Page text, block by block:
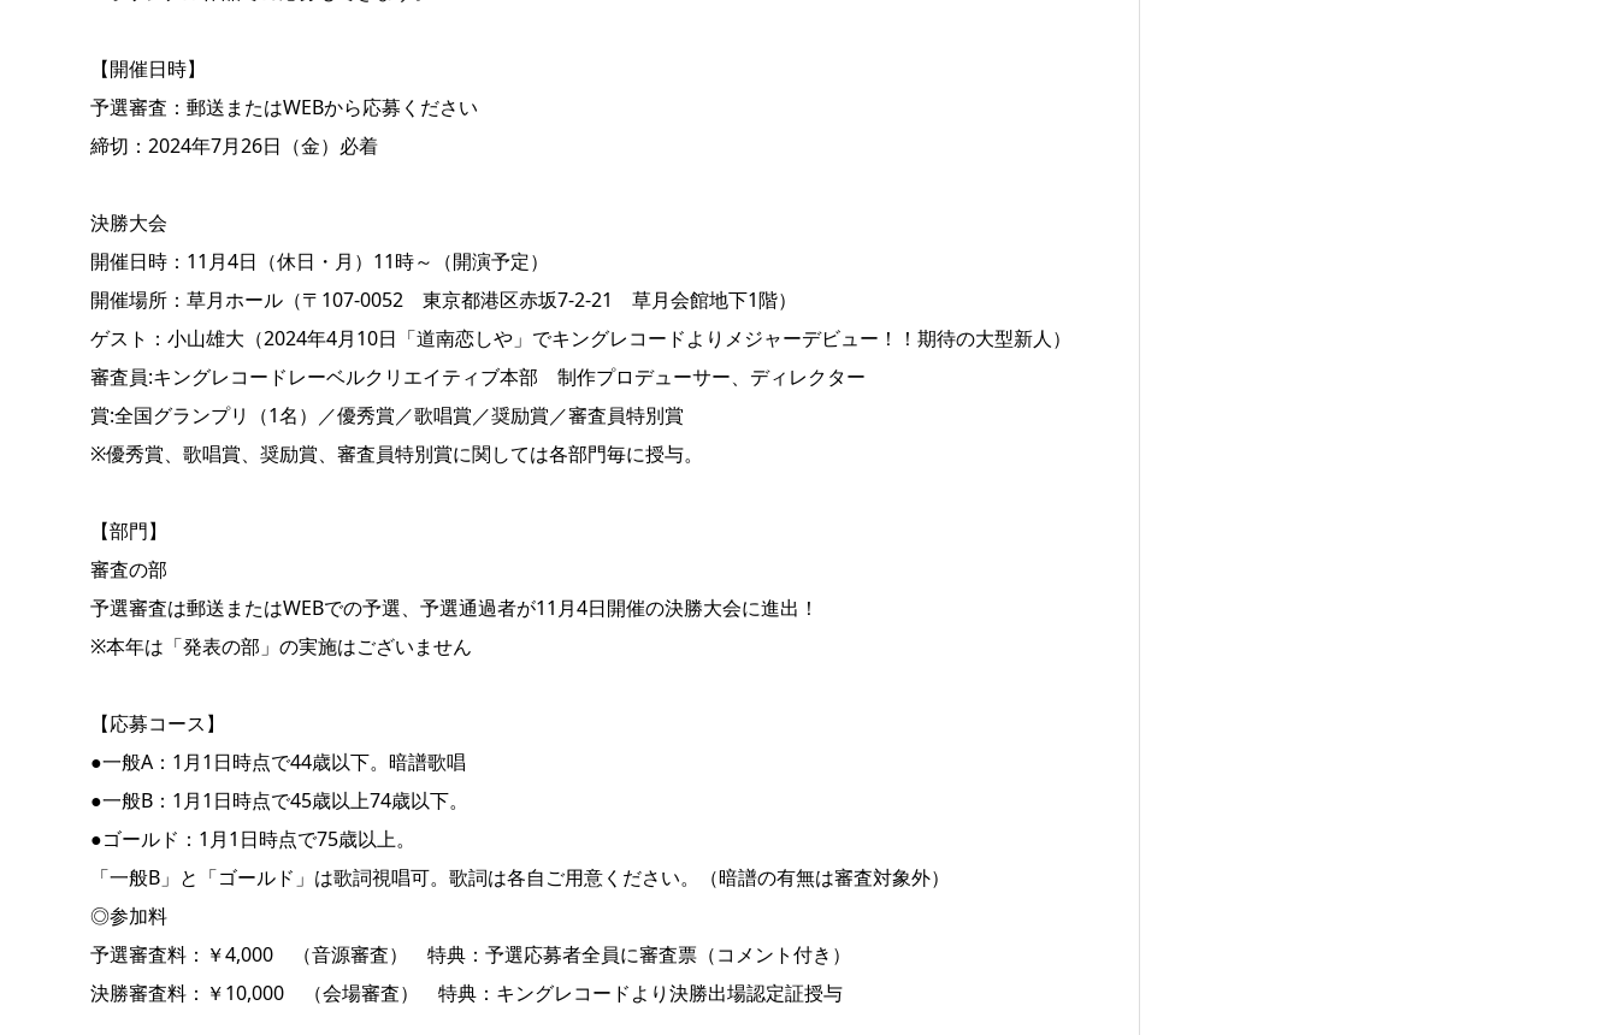
【開催日時】
予選審査：郵送またはWEBから応募ください
締切：2024年7月26日（金）必着
決勝大会
開催日時：11月4日（休日・月）11時～（開演予定）
開催場所：草月ホール（〒107-0052 東京都港区赤坂7-2-21 草月会館地下1階）
ゲスト：小山雄大（2024年4月10日「道南恋しや」でキングレコードよりメジャーデビュー！！期待の大型新人）
審査員:キングレコードレーベルクリエイティブ本部 制作プロデューサー、ディレクター
賞:全国グランプリ（1名）／優秀賞／歌唱賞／奨励賞／審査員特別賞
※優秀賞、歌唱賞、奨励賞、審査員特別賞に関しては各部門毎に授与。
【部門】
審査の部
予選審査は郵送またはWEBでの予選、予選通過者が11月4日開催の決勝大会に進出！
※本年は「発表の部」の実施はございません
【応募コース】
●一般A：1月1日時点で44歳以下。暗譜歌唱
●一般B：1月1日時点で45歳以上74歳以下。
●ゴールド：1月1日時点で75歳以上。
「一般B」と「ゴールド」は歌詞視唱可。歌詞は各自ご用意ください。（暗譜の有無は審査対象外）
◎参加料
予選審査料：￥4,000 （音源審査） 特典：予選応募者全員に審査票（コメント付き）
決勝審査料：￥10,000 （会場審査） 特典：キングレコードより決勝出場認定証授与